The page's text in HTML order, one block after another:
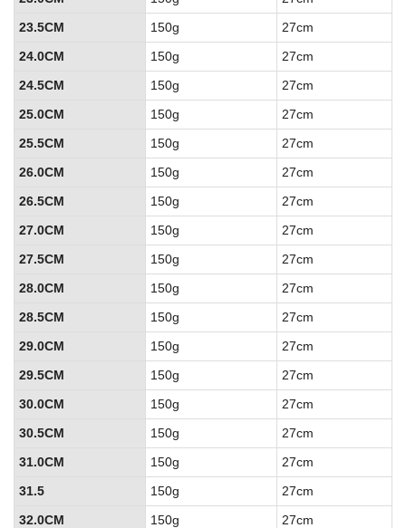
23.5CM
150g
27cm
24.0CM
150g
27cm
24.5CM
150g
27cm
25.0CM
150g
27cm
25.5CM
150g
27cm
26.0CM
150g
27cm
26.5CM
150g
27cm
27.0CM
150g
27cm
27.5CM
150g
27cm
28.0CM
150g
27cm
28.5CM
150g
27cm
29.0CM
150g
27cm
29.5CM
150g
27cm
30.0CM
150g
27cm
30.5CM
150g
27cm
31.0CM
150g
27cm
31.5
150g
27cm
32.0CM
150g
27cm